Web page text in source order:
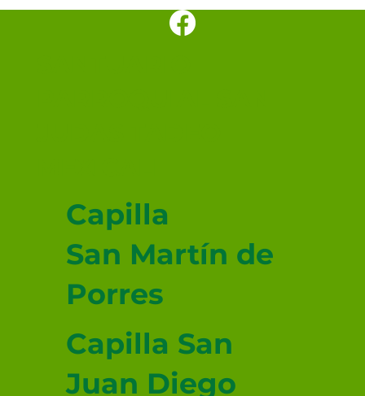
Los cinco minutos del Espíritu
Capilla
San Martín de
Porres
Capilla San
Juan Diego